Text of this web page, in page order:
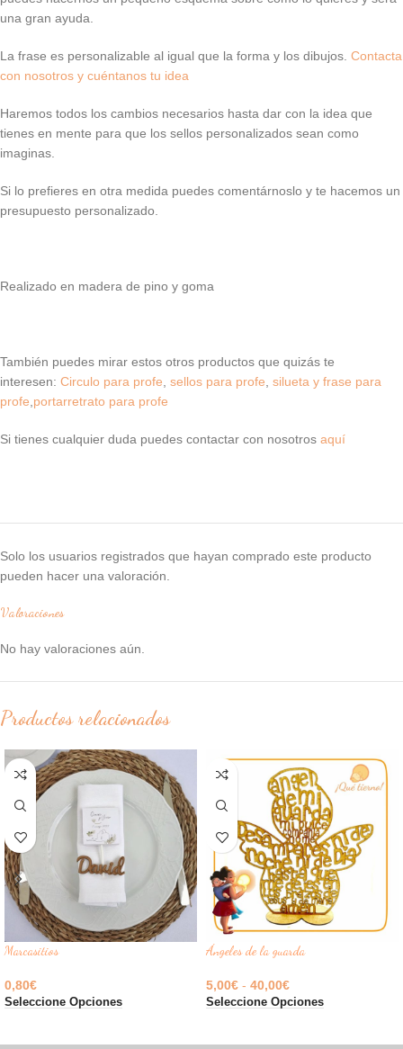
una gran ayuda.
La frase es personalizable al igual que la forma y los dibujos. Contacta
con nosotros y cuéntanos tu idea
Haremos todos los cambios necesarios hasta dar con la idea que
tienes en mente para que los sellos personalizados sean como
imaginas.
Si lo prefieres en otra medida puedes comentárnoslo y te hacemos un
presupuesto personalizado.
Realizado en madera de pino y goma
También puedes mirar estos otros productos que quizás te
interesen: Circulo para profe, sellos para profe, silueta y frase para
profe,portarretrato para profe
Si tienes cualquier duda puedes contactar con nosotros aquí
Valoraciones
No hay valoraciones aún.
Solo los usuarios registrados que hayan comprado este producto
pueden hacer una valoración.
Productos relacionados
Marcasitios
0,80€
Seleccione Opciones
Ángeles de la guarda
5,00€ - 40,00€
Seleccione Opciones